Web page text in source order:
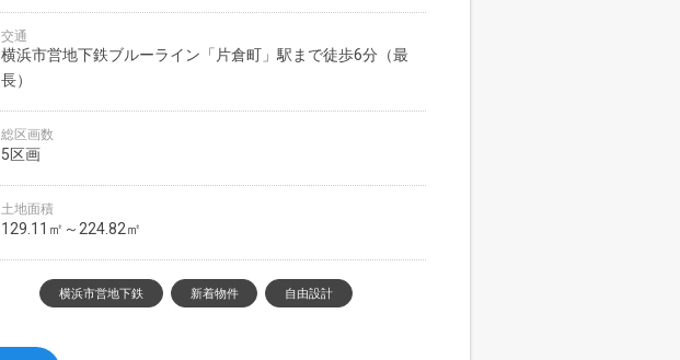
交通
横浜市営地下鉄ブルーライン「片倉町」駅まで徒歩6分（最
長）
総区画数
5区画
土地面積
129.11㎡～224.82㎡
横浜市営地下鉄 新着物件 自由設計